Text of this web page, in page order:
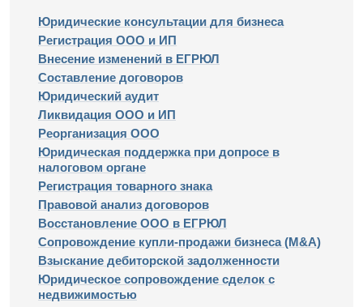
Юридические консультации для бизнеса
Регистрация ООО и ИП
Внесение изменений в ЕГРЮЛ
Составление договоров
Юридический аудит
Ликвидация ООО и ИП
Реорганизация ООО
Юридическая поддержка при допросе в
налоговом органе
Регистрация товарного знака
Правовой анализ договоров
Восстановление ООО в ЕГРЮЛ
Сопровождение купли-продажи бизнеса (M&A)
Взыскание дебиторской задолженности
Юридическое сопровождение сделок с
недвижимостью